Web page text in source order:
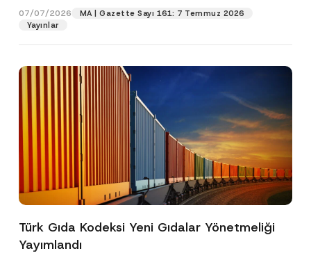
07/07/2026
MA | Gazette Sayı 161: 7 Temmuz 2026
Yayınlar
Türk Gıda Kodeksi Yeni Gıdalar Yönetmeliği
Yayımlandı
Pozisyon
E-Posta Adresi
Telefon Numarası
P
Bu iletişim formu aracılığıyla sağlanan kişisel